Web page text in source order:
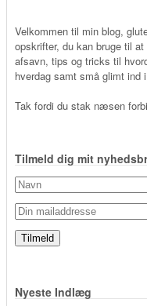
Velkommen til min blog,
opskrifter, du kan bruge til
afsavn, tips og tricks til
hverdag samt små glimt ind
Tak fordi du stak næsen
Tilmeld dig mit
Nyeste Indlæg